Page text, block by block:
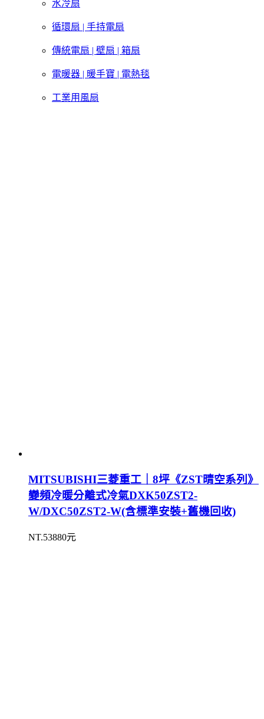
水冷扇
循環扇 | 手持電扇
傳統電扇 | 壁扇 | 箱扇
電暖器 | 暖手寶 | 電熱毯
工業用風扇
MITSUBISHI三菱重工｜8坪《ZST晴空系列》
變頻冷暖分離式冷氣DXK50ZST2-
W/DXC50ZST2-W(含標準安裝+舊機回收)
NT.53880元